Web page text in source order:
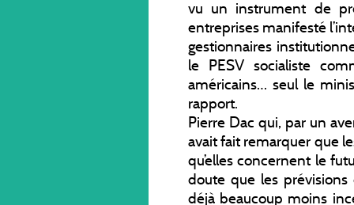
vu un instrument de
entreprises manifesté
gestionnaires
le PESV socialiste
américains… seul le
rapport.
Pierre Dac qui, par un
avait fait remarquer que
qu’elles concernent le
doute que les
déjà beaucoup moins